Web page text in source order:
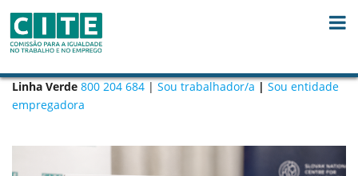
Linha Verde 800 204 684 | Sou trabalhador/a | Sou entidade
empregadora